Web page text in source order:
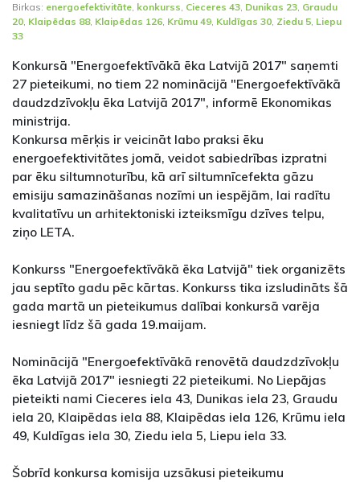
Birkas: energoefektivitāte, konkurss, Cieceres 43, Dunikas 23, Graudu
20, Klaipēdas 88, Klaipēdas 126, Krūmu 49, Kuldīgas 30, Ziedu 5, Liepu
33
Konkursā "Energoefektīvākā ēka Latvijā 2017" saņemti
27 pieteikumi, no tiem 22 nominācijā "Energoefektīvākā
daudzdzīvokļu ēka Latvijā 2017", informē Ekonomikas
ministrija.
Konkursa mērķis ir veicināt labo praksi ēku
energoefektivitātes jomā, veidot sabiedrības izpratni
par ēku siltumnoturību, kā arī siltumnīcefekta gāzu
emisiju samazināšanas nozīmi un iespējām, lai radītu
kvalitatīvu un arhitektoniski izteiksmīgu dzīves telpu,
ziņo LETA.
Konkurss "Energoefektīvākā ēka Latvijā" tiek organizēts
jau septīto gadu pēc kārtas. Konkurss tika izsludināts šā
gada martā un pieteikumus dalībai konkursā varēja
iesniegt līdz šā gada 19.maijam.
Nominācijā "Energoefektīvākā renovētā daudzdzīvokļu
ēka Latvijā 2017" iesniegti 22 pieteikumi. No Liepājas
pieteikti nami Cieceres iela 43, Dunikas iela 23, Graudu
iela 20, Klaipēdas iela 88, Klaipēdas iela 126, Krūmu iela
49, Kuldīgas iela 30, Ziedu iela 5, Liepu iela 33.
Šobrīd konkursa komisija uzsākusi pieteikumu